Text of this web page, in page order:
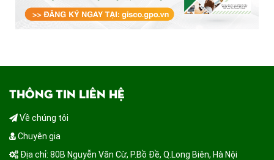
THÔNG TIN LIÊN HỆ
Về chúng tôi
Chuyên gia
Địa chỉ: 80B Nguyễn Văn Cừ, P.Bồ Đề, Q.Long Biên, Hà Nội